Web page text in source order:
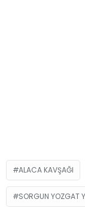
ALACA KAVŞAĞI
SORGUN YOZGAT